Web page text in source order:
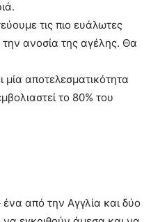
τις πιο ευάλωτες
την ανοσία της αγέλης. Θα
μία αποτελεσματικότητα
το 80% του
ένα από την Αγγλία και δύο